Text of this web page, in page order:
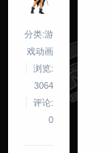
分类:游
戏动画
浏览:
3064
评论:
0